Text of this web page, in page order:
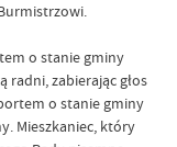
o stanie gminy
radni, zabierając głos
o stanie gminy
Mieszkaniec, który